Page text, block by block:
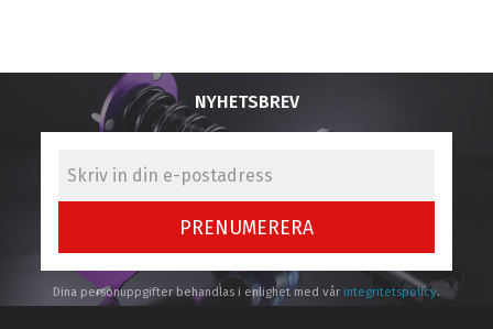
NYHETSBREV
PRENUMERERA
Dina personuppgifter behandlas i enlighet med vår integritetspolicy.